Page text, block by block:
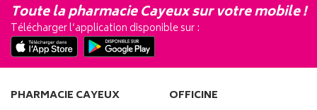
Toute la pharmacie Cayeux sur votre mobile !
Télécharger l’application disponible sur :
PHARMACIE CAYEUX OFFICINE